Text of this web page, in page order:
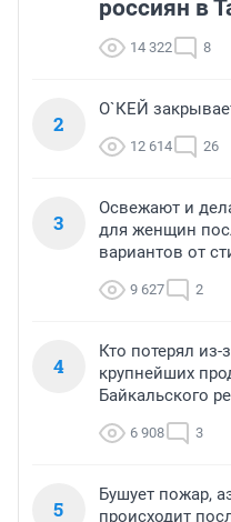
россиян в
14 322 8
2
О`КЕЙ
12 614 26
3
Освежают и
для женщин
вариантов от
9 627 2
4
Кто потерял
крупнейших
Байкальского
6 908 3
5
Бушует пожар,
происходит